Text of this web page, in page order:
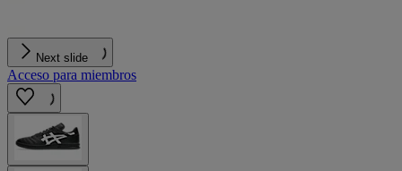
Next slide
Acceso para miembros